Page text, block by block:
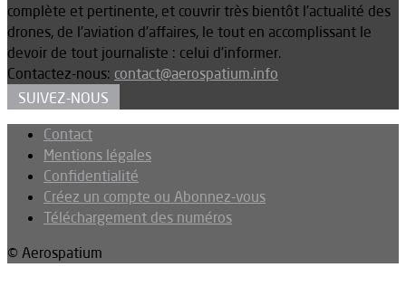
complète et pertinente, et couvrir très bientôt l’actualité des
drones, de l’aviation d’affaires, le tout en accomplissant le
devoir de tout journaliste : celui d’informer.
Contactez-nous: contact@aerospatium.info
SUIVEZ-NOUS
Contact
Mentions légales
Confidentialité
Créez un compte ou Abonnez-vous
Téléchargement des numéros
© Aerospatium